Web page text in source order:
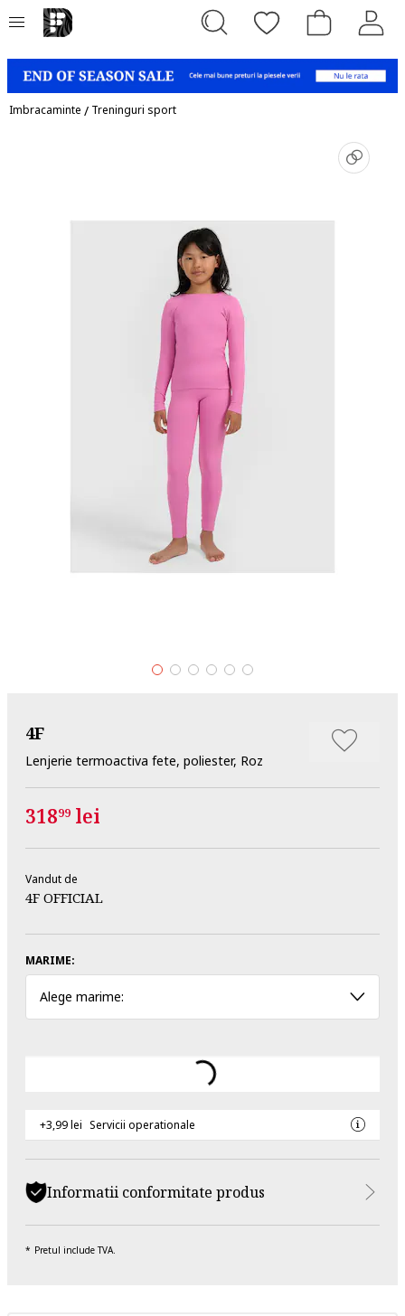
Imbracaminte / Treninguri sport
4F
Lenjerie termoactiva fete, poliester, Roz
31899 lei
Vandut de
4F OFFICIAL
MARIME:
Alege marime:
+3,99 lei Servicii operationale
Informatii conformitate produs
Pretul include TVA.